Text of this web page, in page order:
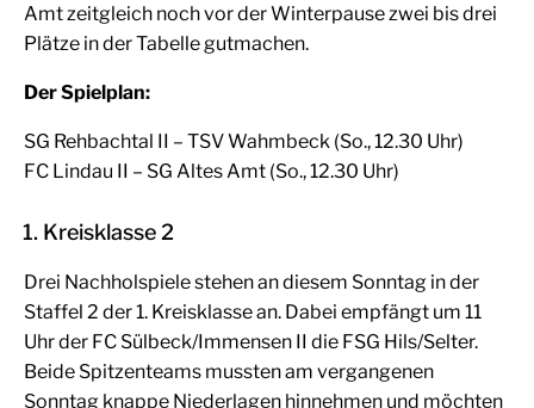
Amt zeitgleich noch vor der Winterpause zwei bis drei
Plätze in der Tabelle gutmachen.
Der Spielplan:
SG Rehbachtal II – TSV Wahmbeck (So., 12.30 Uhr)
FC Lindau II – SG Altes Amt (So., 12.30 Uhr)
1. Kreisklasse 2
Drei Nachholspiele stehen an diesem Sonntag in der
Staffel 2 der 1. Kreisklasse an. Dabei empfängt um 11
Uhr der FC Sülbeck/Immensen II die FSG Hils/Selter.
Beide Spitzenteams mussten am vergangenen
Sonntag knappe Niederlagen hinnehmen und möchten